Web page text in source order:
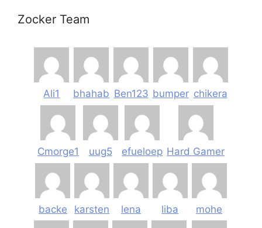
Zocker Team
Ali1 bhahab Ben123 bumper chikera
Cmorge1 uug5 efueloep Hard Gamer
backe karsten lena liba mohe